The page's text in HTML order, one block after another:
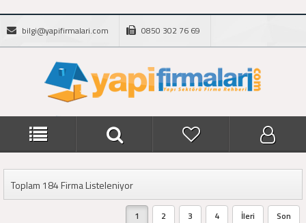
bilgi@yapifirmalari.com 0850 302 76 69
Toplam 184 Firma Listeleniyor
1 2 3 4 İleri Son